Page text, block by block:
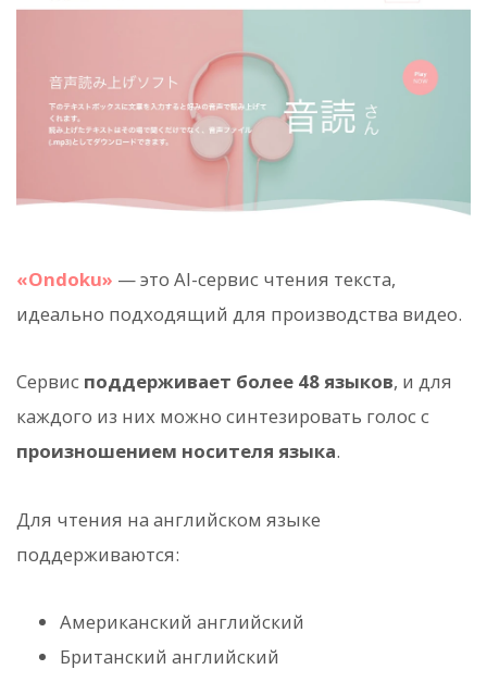
«Ondoku» — это AI-сервис чтения текста,
идеально подходящий для производства видео.
Сервис поддерживает более 48 языков, и для
каждого из них можно синтезировать голос с
произношением носителя языка.
Для чтения на английском языке
поддерживаются:
Американский английский
Британский английский